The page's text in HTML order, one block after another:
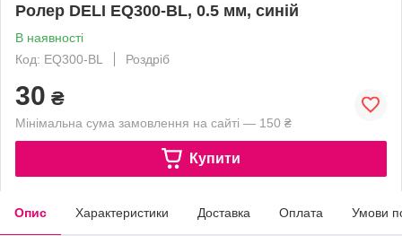
Ролер DELI EQ300-BL, 0.5 мм, синій
В наявності
Код: EQ300-BL
Роздріб
30 ₴
Мінімальна сума замовлення на сайті — 150 ₴
Купити
Опис Характеристики Доставка Оплата Умови